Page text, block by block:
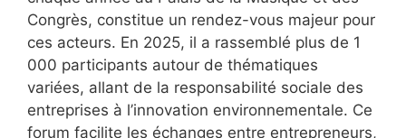
Congrès, constitue un rendez-vous majeur pour
ces acteurs. En 2025, il a rassemblé plus de 1
000 participants autour de thématiques
variées, allant de la responsabilité sociale des
entreprises à l’innovation environnementale. Ce
forum facilite les échanges entre entrepreneurs,